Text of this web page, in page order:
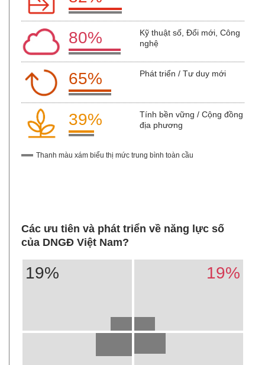
80%
Kỹ thuật số, Đổi mới, Công
nghệ
65% Phát triển / Tư duy mới
39%
Tính bền vững / Cộng đồng
địa phương
Thanh màu xám biểu thị mức trung bình toàn cầu
Các ưu tiên và phát triển về năng lực số
của DNGĐ Việt Nam?
19% 19%